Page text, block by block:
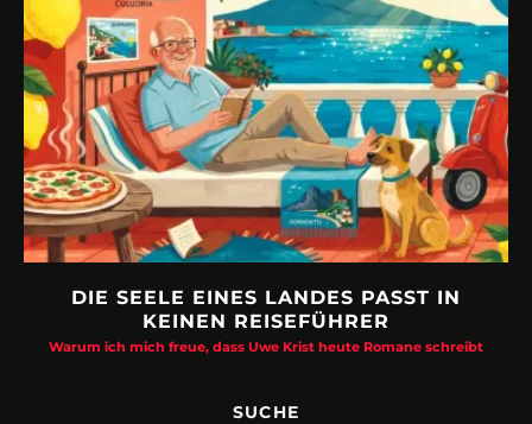
DIE SEELE EINES LANDES PASST IN
KEINEN REISEFÜHRER
Warum ich mich freue, dass Uwe Krist heute Romane schreibt
SUCHE